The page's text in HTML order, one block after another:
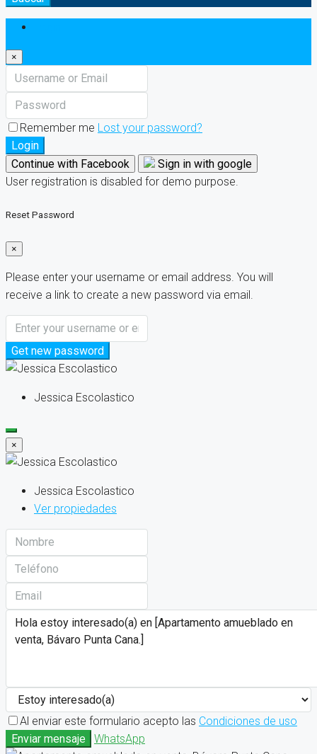
×
Remember me Lost your password?
Login
Continue with Facebook
Sign in with google
User registration is disabled for demo purpose.
Reset Password
×
Please enter your username or email address. You will
receive a link to create a new password via email.
Get new password
Jessica Escolastico
×
Jessica Escolastico
Ver propiedades
Al enviar este formulario acepto las Condiciones de uso
Enviar mensaje
WhatsApp